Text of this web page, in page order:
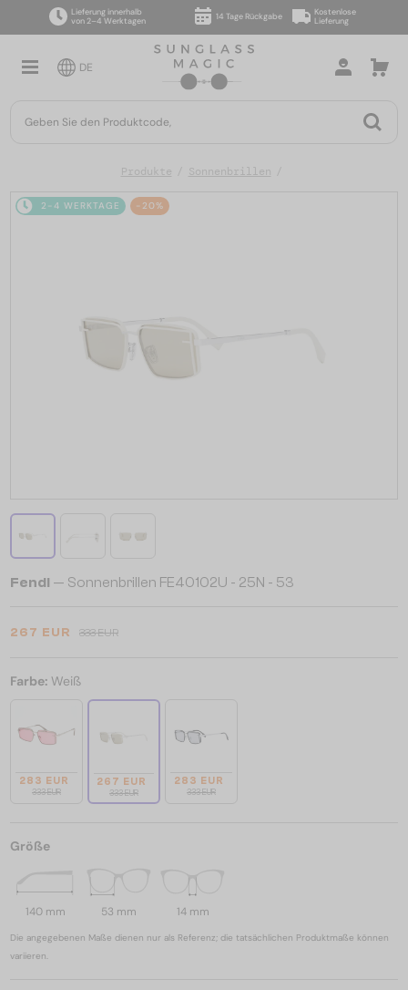
Lieferung innerhalb
von 2–4 Werktagen
14 Tage Rückgabe
Kostenlose
Lieferung
DE
Produkte Sonnenbrillen
2-4 WERKTAGE -20%
Fendi — Sonnenbrillen FE40102U - 25N - 53
267 EUR 333 EUR
Farbe: Weiß
283 EUR
333 EUR
267 EUR
333 EUR
283 EUR
333 EUR
Größe
140 mm 53 mm 14 mm
Die angegebenen Maße dienen nur als Referenz; die tatsächlichen Produktmaße können
variieren.